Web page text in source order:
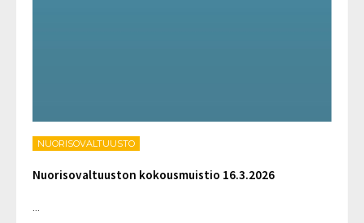
NUORISOVALTUUSTO
Nuorisovaltuuston kokousmuistio 16.3.2026
...